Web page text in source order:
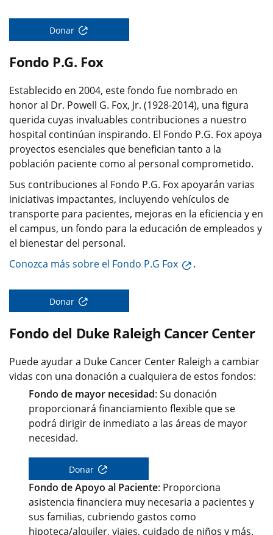
Donar
Fondo P.G. Fox
Establecido en 2004, este fondo fue nombrado en
honor al Dr. Powell G. Fox, Jr. (1928-2014), una figura
querida cuyas invaluables contribuciones a nuestro
hospital continúan inspirando. El Fondo P.G. Fox apoya
proyectos esenciales que benefician tanto a la
población paciente como al personal comprometido.
Sus contribuciones al Fondo P.G. Fox apoyarán varias
iniciativas impactantes, incluyendo vehículos de
transporte para pacientes, mejoras en la eficiencia y en
el campus, un fondo para la educación de empleados y
el bienestar del personal.
Conozca más sobre el Fondo P.G Fox
.
Donar
Fondo del Duke Raleigh Cancer Center
Puede ayudar a Duke Cancer Center Raleigh a cambiar
vidas con una donación a cualquiera de estos fondos:
Fondo de mayor necesidad: Su donación
proporcionará financiamiento flexible que se
podrá dirigir de inmediato a las áreas de mayor
necesidad.
Donar
Fondo de Apoyo al Paciente: Proporciona
asistencia financiera muy necesaria a pacientes y
sus familias, cubriendo gastos como
hipoteca/alquiler, viajes, cuidado de niños y más.